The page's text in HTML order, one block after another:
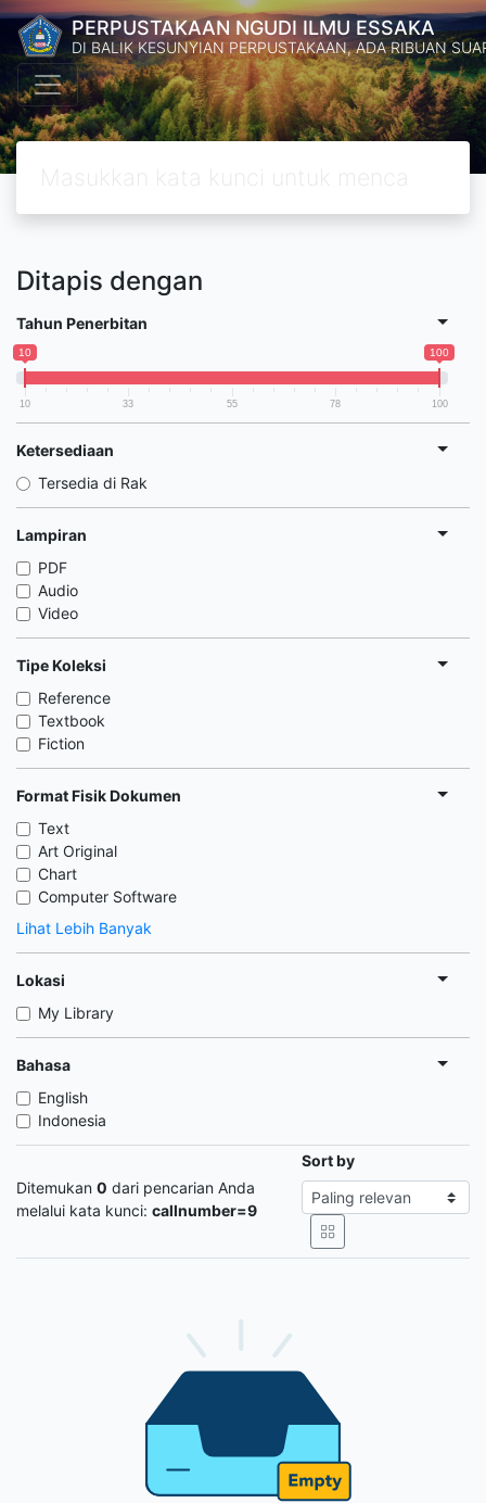
PERPUSTAKAAN NGUDI ILMU ESSAKA
DI BALIK KESUNYIAN PERPUSTAKAAN, ADA RIBUAN
Ditapis dengan
Tahun Penerbitan
10 100
10 33 55 78 100
Ketersediaan
Tersedia di Rak
Lampiran
PDF
Audio
Video
Tipe Koleksi
Reference
Textbook
Fiction
Format Fisik Dokumen
Text
Art Original
Chart
Computer Software
Lihat Lebih Banyak
Lokasi
My Library
Bahasa
English
Indonesia
Ditemukan 0 dari pencarian Anda
melalui kata kunci: callnumber=9
Sort by